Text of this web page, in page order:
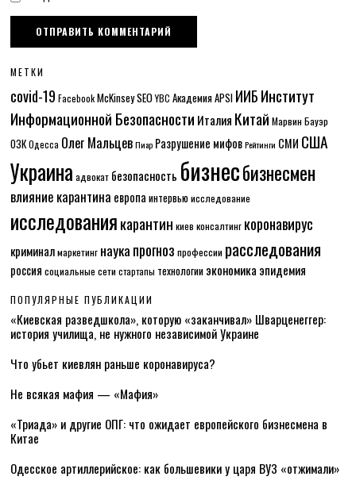
МЕТКИ
covid-19 Facebook McKinseySEO YBC Академия APSI ИИБИнститут
Информационной Безопасности Италия Китай Марвин Бауэр
ОЗК Одесса Олег Мальцев Пиар Разрушение мифов Рейтинги СМИ США
Украина адвокат безопасность бизнесбизнесмен
влияние карантина европа интервьюисследование
исследованиякарантин киев консалтинг коронавирус
криминалмаркетинг наукапрогноз профессии расследования
россия социальные сети стартапы технологии экономика эпидемия
ПОПУЛЯРНЫЕ ПУБЛИКАЦИИ
«Киевская разведшкола», которую «заканчивал» Шварценеггер:
история училища, не нужного независимой Украине
Что убьет киевлян раньше коронавируса?
Не всякая мафия — «Мафия»
«Триада» и другие ОПГ: что ожидает европейского бизнесмена в
Китае
Одесское артиллерийское: как большевики у царя ВУЗ «отжимали»